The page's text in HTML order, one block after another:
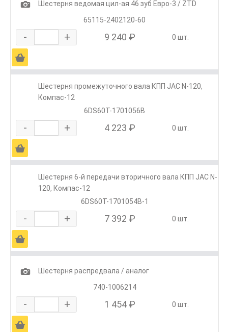
1
Шестерня ведомая цил-ая 46 зуб Евро-3 / ZTD
65115-2402120-60
- + 9 240 ₽ 0 шт.
Ä
Шестерня промежуточного вала КПП JAC N-120,
Компас-12
6DS60T-1701056B
- + 4 223 ₽ 0 шт.
Ä
Шестерня 6-й передачи вторичного вала КПП JAC N-
120, Компас-12
6DS60T-1701054B-1
- + 7 392 ₽ 0 шт.
Ä
1
Шестерня распредвала / аналог
740-1006214
- + 1 454 ₽ 0 шт.
Ä